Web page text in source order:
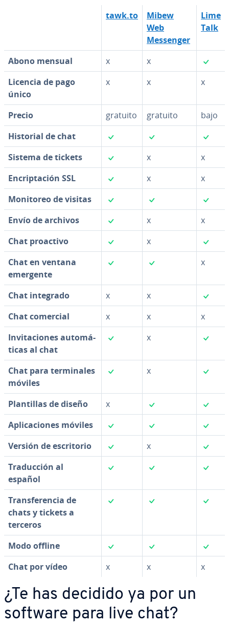
tawk.to
Mibew
Web
Messenger
Lime
Talk
Abono mensual x x
Licencia de pago
único
x x x
Precio gratuito gratuito
bajo
Historial de chat
Sistema de tickets
x
x
En­cri­p­ta­ción SSL
x
x
Monitoreo de visitas
Envío de archivos
x
x
Chat proactivo
x
Chat en ventana
emergente
x
Chat integrado x x
Chat comercial
x x
x
In­vi­ta­cio­nes au­to­má­
ti­cas al chat
x
Chat para te­r­mi­na­les
móviles
x
Pla­n­ti­llas de diseño x
Apli­ca­cio­nes móviles
Versión de es­cri­to­rio
x
Tra­du­c­ción al
español
Tra­n­s­fe­re­n­cia de
chats y tickets a
terceros
Modo offline
Chat por vídeo
x x x
¿Te has decidido ya por un
software para live chat?